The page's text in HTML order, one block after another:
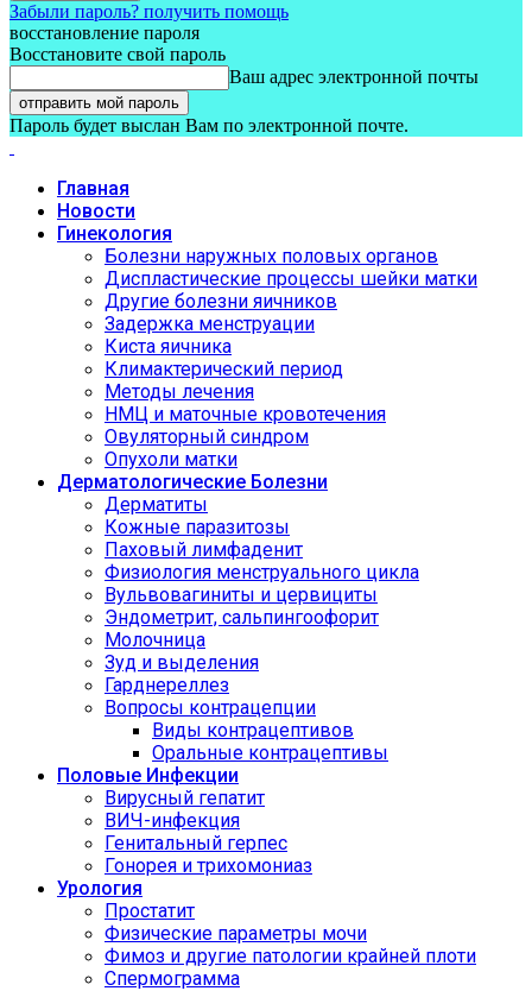
Забыли пароль? получить помощь
восстановление пароля
Восстановите свой пароль
Ваш адрес электронной почты
Пароль будет выслан Вам по электронной почте.
Главная
Новости
Гинекология
Болезни наружных половых органов
Диспластические процессы шейки матки
Другие болезни яичников
Задержка менструации
Киста яичника
Климактерический период
Методы лечения
НМЦ и маточные кровотечения
Овуляторный синдром
Опухоли матки
Дерматологические Болезни
Дерматиты
Кожные паразитозы
Паховый лимфаденит
Физиология менструального цикла
Вульвовагиниты и цервициты
Эндометрит, сальпингоофорит
Молочница
Зуд и выделения
Гарднереллез
Вопросы контрацепции
Виды контрацептивов
Оральные контрацептивы
Половые Инфекции
Вирусный гепатит
ВИЧ-инфекция
Генитальный герпес
Гонорея и трихомониаз
Урология
Простатит
Физические параметры мочи
Фимоз и другие патологии крайней плоти
Спермограмма